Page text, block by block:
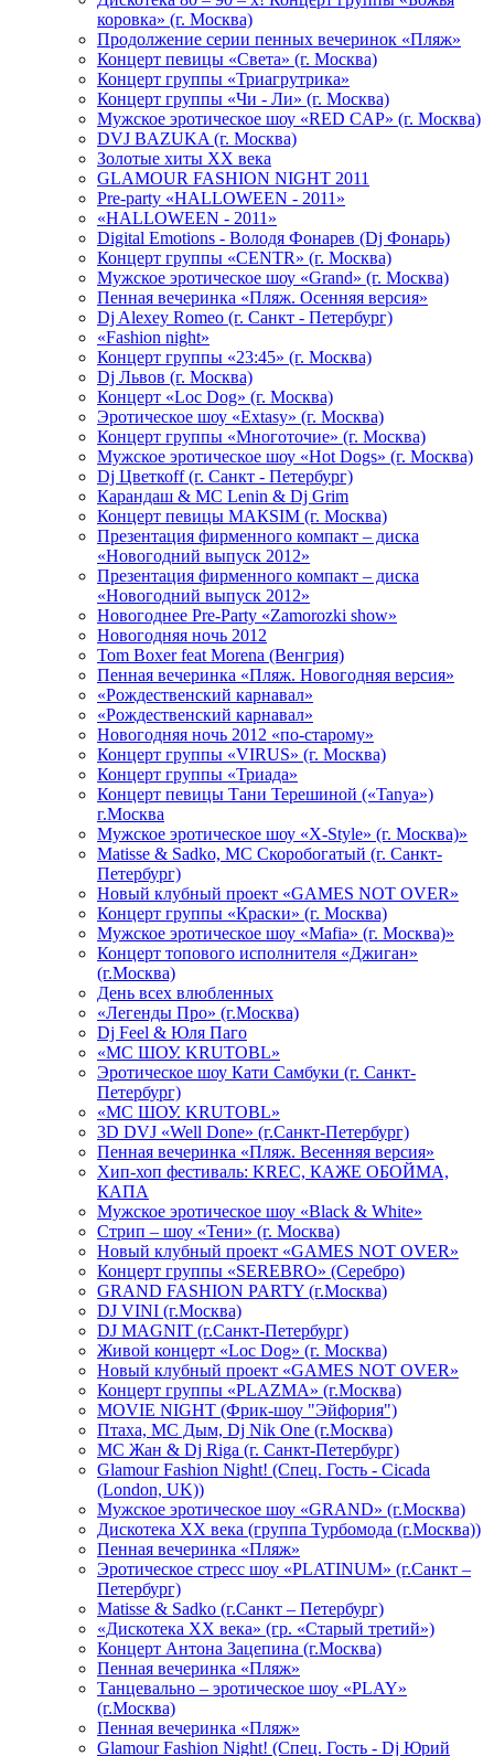
коровка» (г. Москва)
Продолжение серии пенных вечеринок «Пляж»
Концерт певицы «Света» (г. Москва)
Концерт группы «Триагрутрика»
Концерт группы «Чи - Ли» (г. Москва)
Мужское эротическое шоу «RED CAP» (г. Москва)
DVJ BAZUKA (г. Москва)
Золотые хиты XX века
GLAMOUR FASHION NIGHT 2011
Pre-party «HALLOWEEN - 2011»
«HALLOWEEN - 2011»
Digital Emotions - Володя Фонарев (Dj Фонарь)
Концерт группы «CENTR» (г. Москва)
Мужское эротическое шоу «Grand» (г. Москва)
Пенная вечеринка «Пляж. Осенняя версия»
Dj Alexey Romeo (г. Санкт - Петербург)
«Fashion night»
Концерт группы «23:45» (г. Москва)
Dj Львов (г. Москва)
Концерт «Loc Dog» (г. Москва)
Эротическое шоу «Extasy» (г. Москва)
Концерт группы «Многоточие» (г. Москва)
Мужское эротическое шоу «Hot Dogs» (г. Москва)
Dj Цветкоff (г. Санкт - Петербург)
Карандаш & МС Lenin & Dj Grim
Концерт певицы МАКSIМ (г. Москва)
Презентация фирменного компакт – диска
«Новогодний выпуск 2012»
Презентация фирменного компакт – диска
«Новогодний выпуск 2012»
Новогоднее Pre-Party «Zamorozki show»
Новогодняя ночь 2012
Tom Boxer feat Morena (Венгрия)
Пенная вечеринка «Пляж. Новогодняя версия»
«Рождественский карнавал»
«Рождественский карнавал»
Новогодняя ночь 2012 «по-старому»
Концерт группы «VIRUS» (г. Москва)
Концерт группы «Триада»
Концерт певицы Тани Терешиной («Tanya»)
г.Москва
Мужское эротическое шоу «X-Style» (г. Москва)»
Matissе & Sadko, MC Скоробогатый (г. Санкт-
Петербург)
Новый клубный проект «GAMES NOT OVER»
Концерт группы «Краски» (г. Москва)
Мужское эротическое шоу «Mafia» (г. Москва)»
Концерт топового исполнителя «Джиган»
(г.Москва)
День всех влюбленных
«Легенды Про» (г.Москва)
Dj Feel & Юля Паго
«МС ШОУ. KRUTOBL»
Эротическое шоу Кати Самбуки (г. Санкт-
Петербург)
«МС ШОУ. KRUTOBL»
3D DVJ «Well Done» (г.Санкт-Петербург)
Пенная вечеринка «Пляж. Весенняя версия»
Хип-хоп фестиваль: KREC, КАЖЕ ОБОЙМА,
КАПА
Мужское эротическое шоу «Black & White»
Стрип – шоу «Тени» (г. Москва)
Новый клубный проект «GAMES NOT OVER»
Концерт группы «SEREBRO» (Серебро)
GRAND FASHION PARTY (г.Москва)
DJ VINI (г.Москва)
DJ MAGNIT (г.Санкт-Петербург)
Живой концерт «Loc Dog» (г. Москва)
Новый клубный проект «GAMES NOT OVER»
Концерт группы «PLAZMA» (г.Москва)
MOVIE NIGHT (Фрик-шоу "Эйфория")
Птаха, МС Дым, Dj Nik One (г.Москва)
МС Жан & Dj Riga (г. Санкт-Петербург)
Glamour Fashion Night! (Спец. Гость - Cicada
(London, UK))
Мужское эротическое шоу «GRAND» (г.Москва)
Дискотека XX века (группа Турбомода (г.Москва))
Пенная вечеринка «Пляж»
Эротическое стресс шоу «PLATINUM» (г.Санкт –
Петербург)
Matisse & Sadko (г.Санкт – Петербург)
«Дискотека ХХ века» (гр. «Старый третий»)
Концерт Антона Зацепина (г.Москва)
Пенная вечеринка «Пляж»
Танцевально – эротическое шоу «PLAY»
(г.Москва)
Пенная вечеринка «Пляж»
Glamour Fashion Night! (Спец. Гость - Dj Юрий